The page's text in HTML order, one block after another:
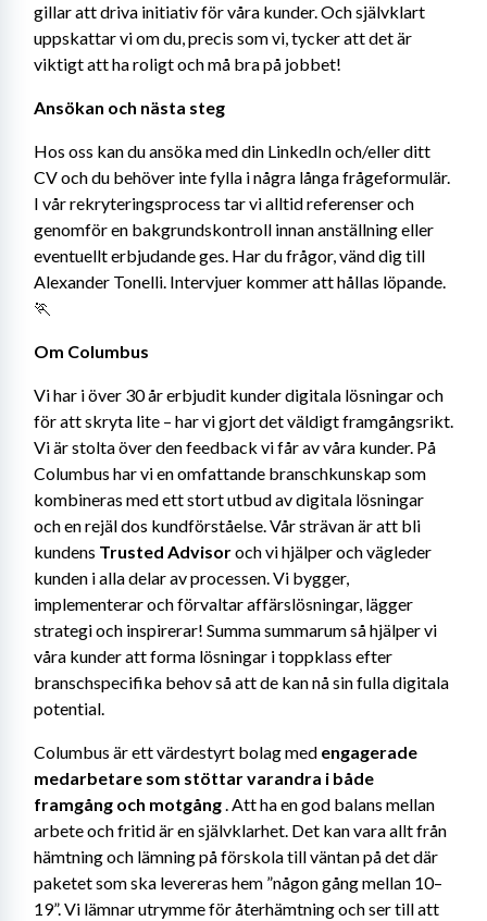
gillar att driva initiativ för våra kunder. Och självklart
uppskattar vi om du, precis som vi, tycker att det är
viktigt att ha roligt och må bra på jobbet!
Ansökan och nästa steg
Hos oss kan du ansöka med din LinkedIn och/eller ditt
CV och du behöver inte fylla i några långa frågeformulär.
I vår rekryteringsprocess tar vi alltid referenser och
genomför en bakgrundskontroll innan anställning eller
eventuellt erbjudande ges. Har du frågor, vänd dig till
Alexander Tonelli. Intervjuer kommer att hållas löpande.
🏃
Om Columbus
Vi har i över 30 år erbjudit kunder digitala lösningar och
för att skryta lite – har vi gjort det väldigt framgångsrikt.
Vi är stolta över den feedback vi får av våra kunder. På
Columbus har vi en omfattande branschkunskap som
kombineras med ett stort utbud av digitala lösningar
och en rejäl dos kundförståelse. Vår strävan är att bli
kundens Trusted Advisor och vi hjälper och vägleder
kunden i alla delar av processen. Vi bygger,
implementerar och förvaltar affärslösningar, lägger
strategi och inspirerar! Summa summarum så hjälper vi
våra kunder att forma lösningar i toppklass efter
branschspecifika behov så att de kan nå sin fulla digitala
potential.
Columbus är ett värdestyrt bolag med engagerade
medarbetare som stöttar varandra i både
framgång och motgång . Att ha en god balans mellan
arbete och fritid är en självklarhet. Det kan vara allt från
hämtning och lämning på förskola till väntan på det där
paketet som ska levereras hem ”någon gång mellan 10–
19”. Vi lämnar utrymme för återhämtning och ser till att